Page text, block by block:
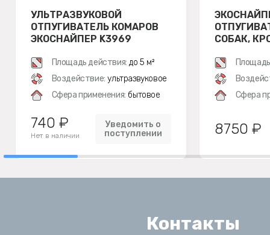
УЛЬТРАЗВУКОВОЙ
ОТПУГИВАТЕЛЬ КОМАРОВ
ЭКОСНАЙПЕР K3969
Площадь действия: до 5 м²
Воздействие: ультразвуковое
Сфера применения: бытовое
740 ₽
Нет в наличии
Уведомить о
поступлении
СОБАК,
Сфера
8750 ₽
Контакты